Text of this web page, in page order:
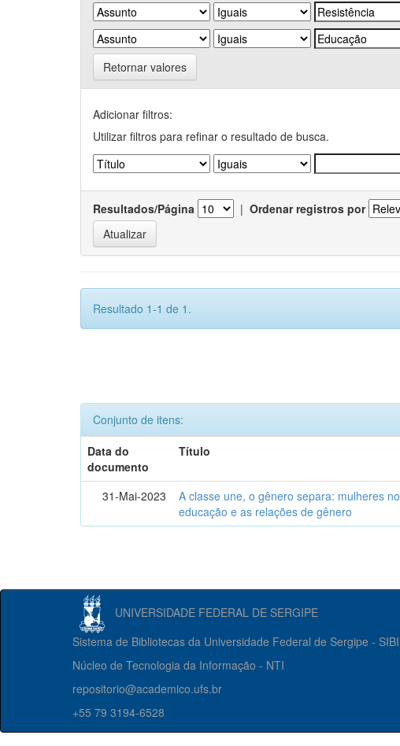
Retornar valores
Adicionar filtros:
Utilizar filtros para refinar o resultado de busca.
Resultados/Página | Ordenar registros por
Resultado 1-1 de 1.
Conjunto de itens:
Data do
documento
Título
31-Mai-2023
A classe une, o gênero separa: mulheres
educação e as relações de gênero
UNIVERSIDADE FEDERAL DE SERGIPE
Sistema de Bibliotecas da Universidade Federal de Sergipe -
Núcleo de Tecnologia da Informação - NTI
repositorio@academico.ufs.br
+55 79 3194-6528